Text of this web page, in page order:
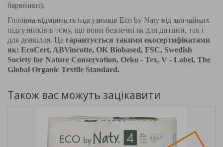
барвники).
Головна відмінність підгузників Eco by Naty від звичайних
підгузників в тому, що вони безпечні як для дитини, так і
для довкілля. Це гарантується такими екосертифікатами
як: EcoCert, AВVincotte, OK Biobased, FSC, Swedish
Society for Nature Conservation, Oeko - Tex, V - Label, The
Global Organic Textile Standard.
Також вас можуть зацікавити